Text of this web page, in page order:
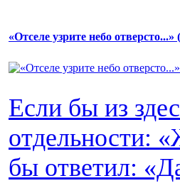
«Отселе узрите небо
Если бы из
отдельности:
бы ответил: